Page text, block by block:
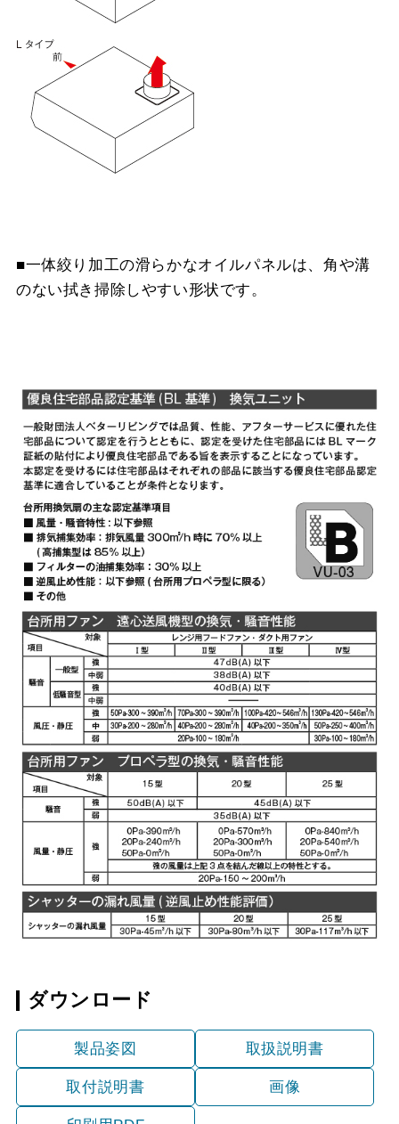
■一体絞り加工の滑らかなオイルパネルは、角や溝
のない拭き掃除しやすい形状です。
ダウンロード
製品姿図 取扱説明書
取付説明書 画像